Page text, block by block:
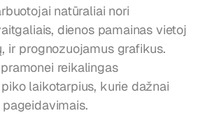
natūraliai nori
dienos pamainas vietoj
ir prognozuojamus grafikus.
reikalingas
laikotarpius, kurie dažnai